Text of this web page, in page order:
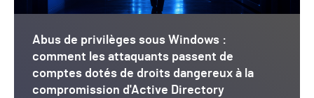
Abus de privilèges sous Windows :
comment les attaquants passent de
comptes dotés de droits dangereux à la
compromission d'Active Directory